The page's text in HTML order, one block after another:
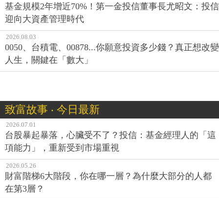
基金規模2年增近70%！第一金投信董事長尤昭文：投信
迎向大資產管理時代
2026.08.03
0050、台積電、00878...你願意投資多少錢？真正想改變
人生，關鍵在「數大」
致富故事 ‧ 今日最新
2026.07.01
台股暴起暴落，心臟受不了？投信：基金經理人的「這
項能力」，重新受到市場重視
2026.05.26
財富階梯6大階段，你在哪一層？為什麼大部分的人都
在第3層？